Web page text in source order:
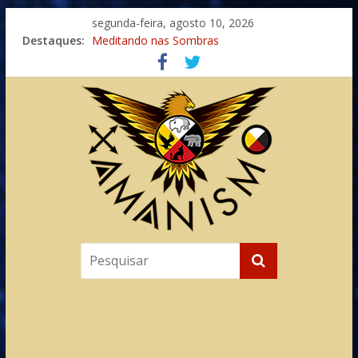
segunda-feira, agosto 10, 2026
Destaques: Meditando nas Sombras
Autosuficiência: A Jornada do Espírito Ancestral
Xamanismo Universal
Totens – Caminho Espiritual – Crescimento
Imaginação na Cura